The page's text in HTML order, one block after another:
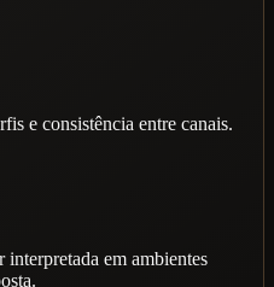
e consistência entre canais.
interpretada em ambientes